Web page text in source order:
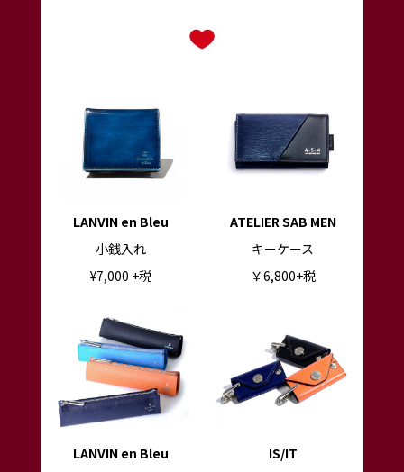
LANVIN en Bleu
小銭入れ
¥7,000 +税
LANVIN en Bleu
ATELIER SAB MEN
キーケース
￥6,800+税
IS/IT